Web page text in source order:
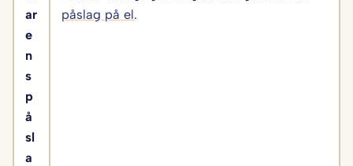
ar
e
n
s
p
å
sl
a
påslag på el.